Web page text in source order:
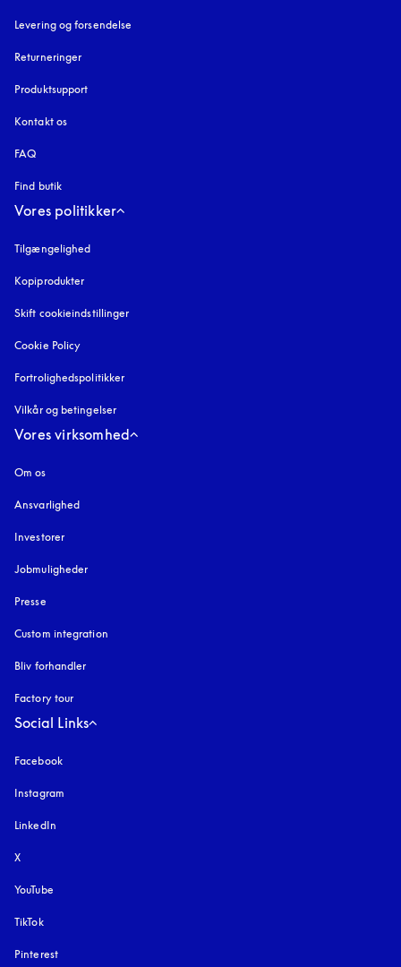
Levering og forsendelse
Returneringer
Produktsupport
Kontakt os
FAQ
Find butik
Vores politikker
Tilgængelighed
Kopiprodukter
Skift cookieindstillinger
Cookie Policy
Fortrolighedspolitikker
Vilkår og betingelser
Vores virksomhed
Om os
Ansvarlighed
Investorer
Jobmuligheder
Presse
Custom integration
Bliv forhandler
Factory tour
Social Links
Facebook
Instagram
LinkedIn
X
YouTube
TikTok
Pinterest